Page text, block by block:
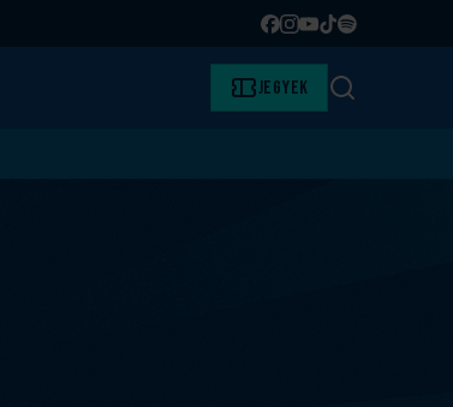
Facebook
Instagram
YouTube
TikTok
Spotify
Jegyek Keresés